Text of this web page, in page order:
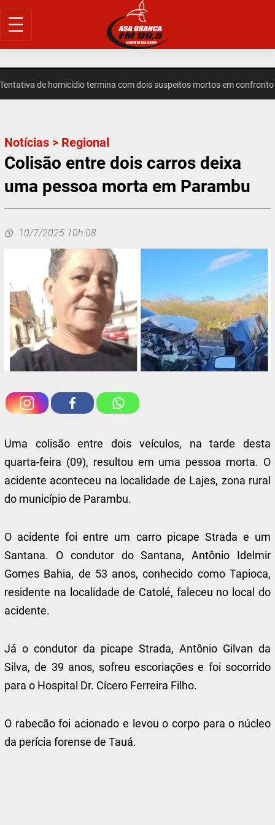
Pular
para
de homicídio termina com dois suspeitos mortos em confronto
Notícias > Regional
Colisão entre dois carros deixa
uma pessoa morta em Parambu
10/7/2025 10h:08
Uma colisão entre dois veículos, na tarde desta
quarta-feira (09), resultou em uma pessoa morta. O
acidente aconteceu na localidade de Lajes, zona rural
do município de Parambu.
O acidente foi entre um carro picape Strada e um
Santana. O condutor do Santana, Antônio Idelmir
Gomes Bahia, de 53 anos, conhecido como Tapioca,
residente na localidade de Catolé, faleceu no local do
acidente.
Já o condutor da picape Strada, Antônio Gilvan da
Silva, de 39 anos, sofreu escoriações e foi socorrido
para o Hospital Dr. Cícero Ferreira Filho.
O rabecão foi acionado e levou o corpo para o núcleo
da perícia forense de Tauá.